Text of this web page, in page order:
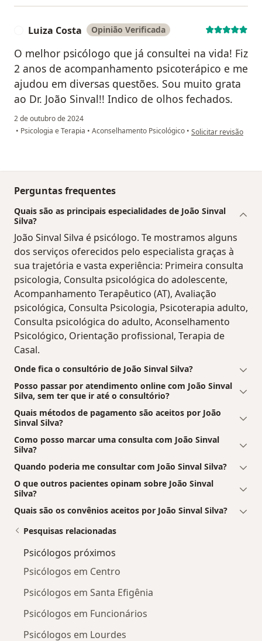
Luiza Costa Opinião Verificada
O melhor psicólogo que já consultei na vida! Fiz
2 anos de acompanhamento psicoterápico e me
ajudou em diversas questões. Sou muito grata
ao Dr. João Sinval!! Indico de olhos fechados.
2 de outubro de 2024
• Psicologia e Terapia • Aconselhamento Psicológico • na opinião do
Solicitar revisão
Perguntas frequentes
Quais são as principais especialidades de João Sinval
Silva?
João Sinval Silva é psicólogo. Te mostramos alguns
dos serviços oferecidos pelo especialista graças à
sua trajetória e vasta experiência: Primeira consulta
psicologia, Consulta psicológica do adolescente,
Acompanhamento Terapêutico (AT), Avaliação
psicológica, Consulta Psicologia, Psicoterapia adulto,
Consulta psicológica do adulto, Aconselhamento
Psicológico, Orientação profissional, Terapia de
Casal.
Onde fica o consultório de João Sinval Silva?
Posso passar por atendimento online com João Sinval
Silva, sem ter que ir até o consultório?
Quais métodos de pagamento são aceitos por João
Sinval Silva?
Como posso marcar uma consulta com João Sinval
Silva?
Quando poderia me consultar com João Sinval Silva?
O que outros pacientes opinam sobre João Sinval
Silva?
Quais são os convênios aceitos por João Sinval Silva?
Pesquisas relacionadas
Psicólogos próximos
Psicólogos em Centro
Psicólogos em Santa Efigênia
Psicólogos em Funcionários
Psicólogos em Lourdes